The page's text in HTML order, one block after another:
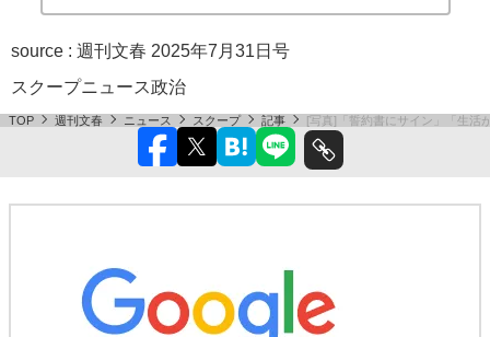
source : 週刊文春 2025年7月31日号
スクープニュース政治
TOP 週刊文春 ニュース スクープ 記事 [写真]「誓約書にサイン」「生活